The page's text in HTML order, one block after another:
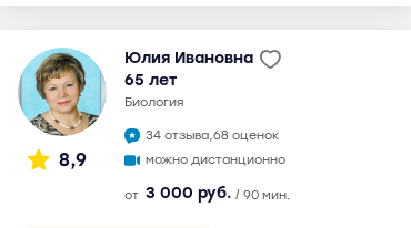
8,9
Юлия Ивановна
65 лет
биология
34 отзыва,68 оценок
можно дистанционно
от 3 000 руб. / 90 мин.